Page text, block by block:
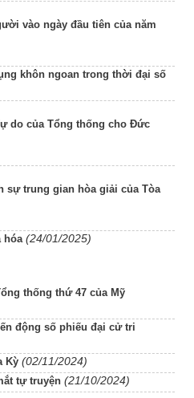
vào ngày đầu tiên của năm
khôn ngoan trong thời đại số
do của Tổng thống cho Đức
sự trung gian hòa giải của Tòa
hóa (24/01/2025)
thống thứ 47 của Mỹ
động số phiếu đại cử tri
Kỳ (02/11/2024)
tự truyện (21/10/2024)